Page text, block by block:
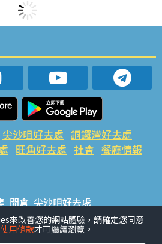
尖沙咀好去處 銅鑼灣好去處
旺角好去處 社會 餐廳情報
開倉 尖沙咀好去處
荃灣好去處 旺角好去處 社會
來改善您的網站體驗，請確定您同意
用條款才可繼續瀏覽。